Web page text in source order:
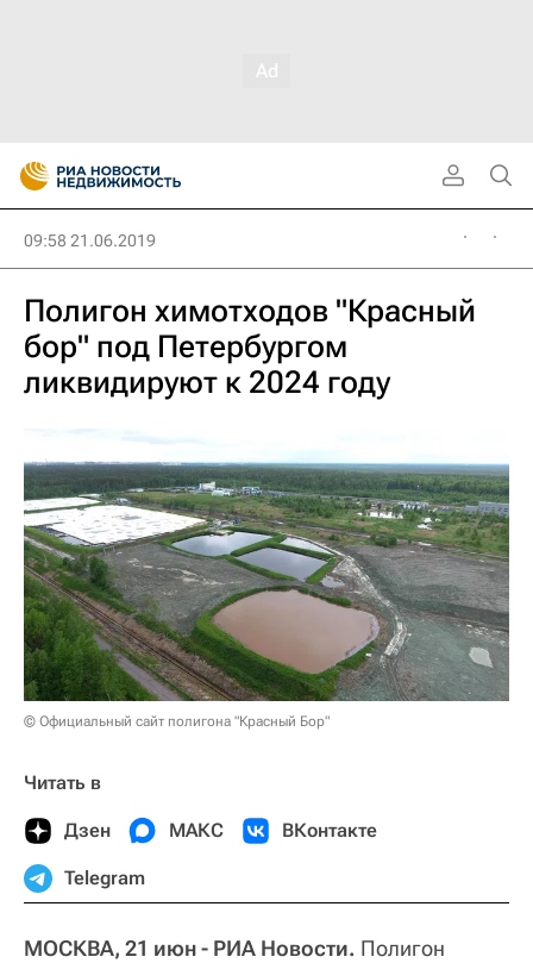
09:58 21.06.2019
Полигон химотходов "Красный
бор" под Петербургом
ликвидируют к 2024 году
© Официальный сайт полигона "Красный Бор"
Читать в
Дзен МАКС ВКонтакте
Telegram
МОСКВА, 21 июн - РИА Новости. Полигон